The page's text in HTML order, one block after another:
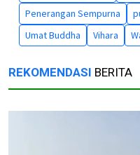
Penerangan Sempurna
Umat Buddha
Vihara
REKOMENDASI BERITA